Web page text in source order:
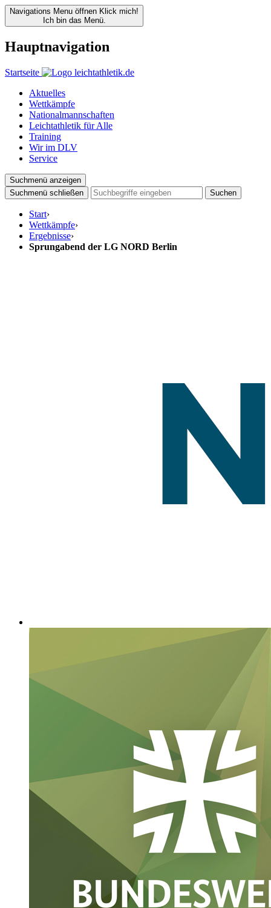
Navigations Menu öffnen Klick mich!
Ich bin das Menü.
Hauptnavigation
Startseite
Aktuelles
Wettkämpfe
Nationalmannschaften
Leichtathletik für Alle
Training
Wir im DLV
Service
Suchmenü anzeigen
Suchmenü schließen
Suchen
Start›
Wettkämpfe›
Ergebnisse›
Sprungabend der LG NORD Berlin